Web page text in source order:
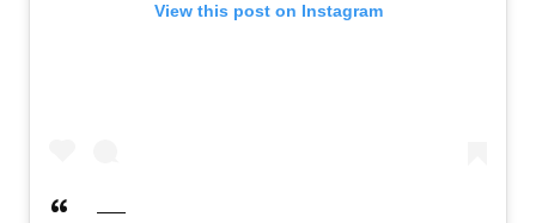
View this post on Instagram